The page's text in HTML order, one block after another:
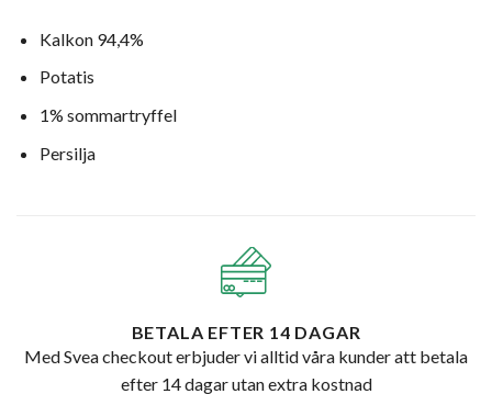
Kalkon 94,4%
Potatis
1% sommartryffel
Persilja
BETALA EFTER 14 DAGAR
Med Svea checkout erbjuder vi alltid våra kunder att betala
efter 14 dagar utan extra kostnad